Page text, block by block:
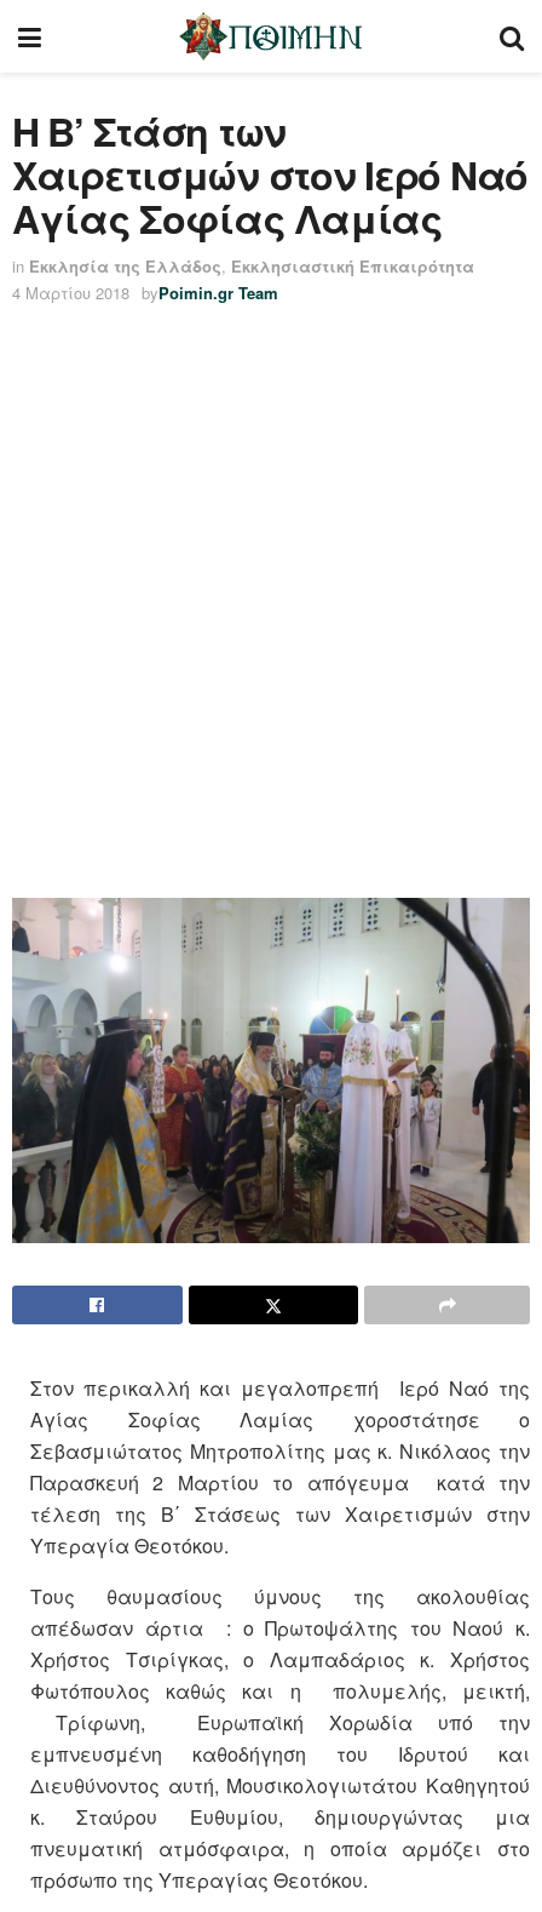
Η Β’ Στάση των
Χαιρετισμών στον Ιερό Ναό
Αγίας Σοφίας Λαμίας
in Εκκλησία της Ελλάδος, Εκκλησιαστική Επικαιρότητα
4 Μαρτίου 2018 byPoimin.gr Team
Στον περικαλλή και μεγαλοπρεπή Ιερό Ναό της
Αγίας Σοφίας Λαμίας χοροστάτησε ο
Σεβασμιώτατος Μητροπολίτης μας κ. Νικόλαος την
Παρασκευή 2 Μαρτίου το απόγευμα κατά την
τέλεση της Β΄ Στάσεως των Χαιρετισμών στην
Υπεραγία Θεοτόκου.
Τους θαυμασίους ύμνους της ακολουθίας
απέδωσαν άρτια : ο Πρωτοψάλτης του Ναού κ.
Χρήστος Τσιρίγκας, ο Λαμπαδάριος κ. Χρήστος
Φωτόπουλος καθώς και η πολυμελής, μεικτή,
Τρίφωνη, Ευρωπαϊκή Χορωδία υπό την
εμπνευσμένη καθοδήγηση του Ιδρυτού και
Διευθύνοντος αυτή, Μουσικολογιωτάτου Καθηγητού
κ. Σταύρου Ευθυμίου, δημιουργώντας μια
πνευματική ατμόσφαιρα, η οποία αρμόζει στο
πρόσωπο της Υπεραγίας Θεοτόκου.